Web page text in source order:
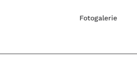
Fotogalerie